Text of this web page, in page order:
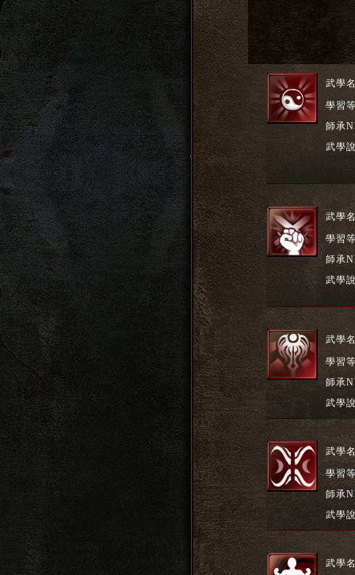
武學
學習
師承
武學
武學
學習
師承
武學
武學
學習
師承
武學
武學
學習
師承
武學
武學